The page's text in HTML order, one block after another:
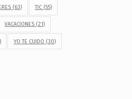
(63) TIC(55)
VACACIONES (21)
YO TE CUIDO (30)